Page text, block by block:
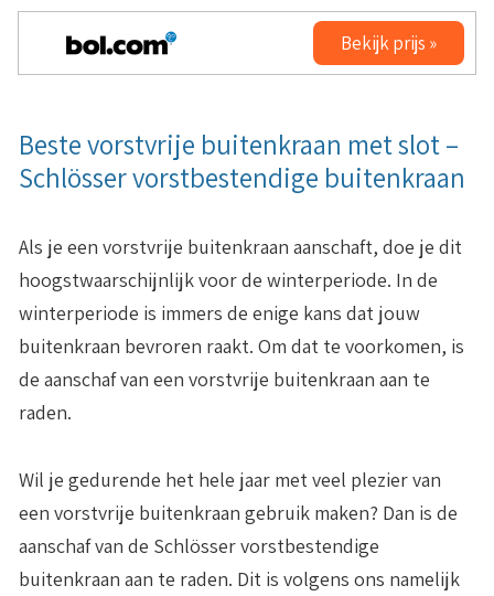
Bekijk prijs »
Beste vorstvrije buitenkraan met slot –
Schlösser vorstbestendige buitenkraan
Als je een vorstvrije buitenkraan aanschaft, doe je dit
hoogstwaarschijnlijk voor de winterperiode. In de
winterperiode is immers de enige kans dat jouw
buitenkraan bevroren raakt. Om dat te voorkomen, is
de aanschaf van een vorstvrije buitenkraan aan te
raden.
Wil je gedurende het hele jaar met veel plezier van
een vorstvrije buitenkraan gebruik maken? Dan is de
aanschaf van de Schlösser vorstbestendige
buitenkraan aan te raden. Dit is volgens ons namelijk